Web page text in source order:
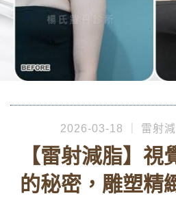
2026-03-18 雷射
【雷射減脂】視
的秘密，雕塑精